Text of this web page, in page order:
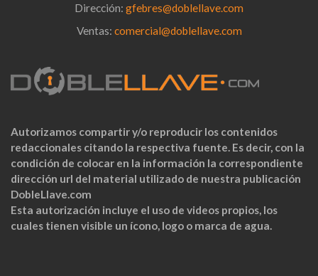
Dirección: gfebres@doblellave.com
Ventas: comercial@doblellave.com
Autorizamos compartir y/o reproducir los contenidos
redaccionales citando la respectiva fuente. Es decir, con la
condición de colocar en la información la correspondiente
dirección url del material utilizado de nuestra publicación
DobleLlave.com
Esta autorización incluye el uso de videos propios, los
cuales tienen visible un ícono, logo o marca de agua.